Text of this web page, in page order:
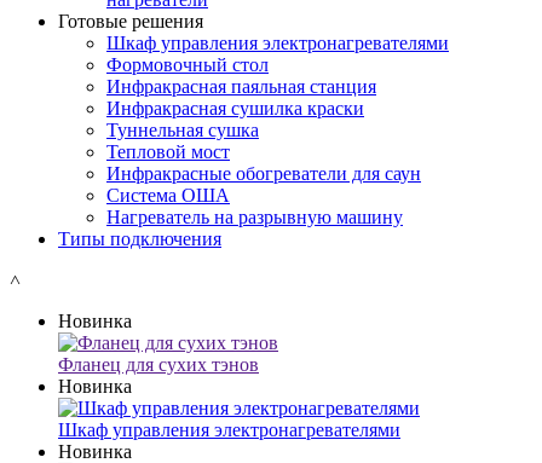
Готовые решения
Шкаф управления электронагревателями
Формовочный стол
Инфракрасная паяльная станция
Инфракрасная сушилка краски
Туннельная сушка
Тепловой мост
Инфракрасные обогреватели для саун
Система ОША
Нагреватель на разрывную машину
Типы подключения
˄
Новинка
Фланец для сухих тэнов
Новинка
Шкаф управления электронагревателями
Новинка